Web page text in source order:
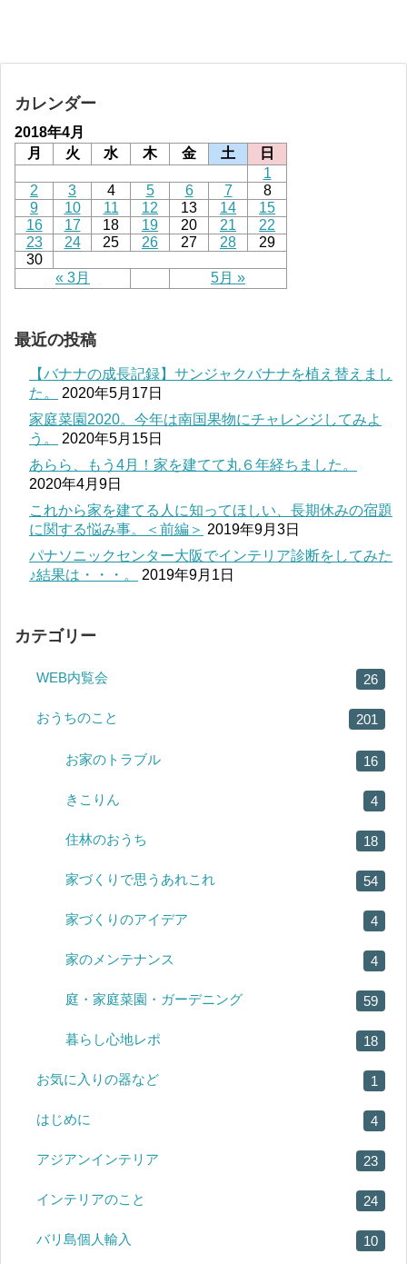
カレンダー
2018年4月
月
火 水 木 金 土 日
« 3月 5月 »
1
2
3 4 5 6 7
8
9
10 11 12 13 14
15
16
17 18 19 20 21
22
23
24 25 26 27 28
29
30
最近の投稿
【バナナの成長記録】サンジャクバナナを植え替えまし
た。
2020年5月17日
家庭菜園2020。今年は南国果物にチャレンジしてみよ
う。
2020年5月15日
あらら、もう4月！家を建てて丸６年経ちました。
2020年4月9日
これから家を建てる人に知ってほしい、長期休みの宿題
に関する悩み事。＜前編＞ 2019年9月3日
パナソニックセンター大阪でインテリア診断をしてみた
♪結果は・・・。
2019年9月1日
カテゴリー
WEB内覧会 26
おうちのこと 201
お家のトラブル 16
きこりん 4
住林のおうち 18
家づくりで思うあれこれ 54
家づくりのアイデア 4
家のメンテナンス 4
庭・家庭菜園・ガーデニング 59
暮らし心地レポ 18
お気に入りの器など 1
はじめに 4
アジアンインテリア 23
インテリアのこと 24
バリ島個人輸入 10